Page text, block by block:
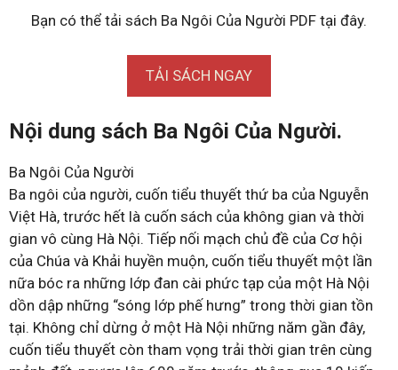
Bạn có thể tải sách Ba Ngôi Của Người PDF tại đây.
TẢI SÁCH NGAY
Nội dung sách Ba Ngôi Của Người.
Ba Ngôi Của Người
Ba ngôi của người, cuốn tiểu thuyết thứ ba của Nguyễn
Việt Hà, trước hết là cuốn sách của không gian và thời
gian vô cùng Hà Nội. Tiếp nối mạch chủ đề của Cơ hội
của Chúa và Khải huyền muộn, cuốn tiểu thuyết một lần
nữa bóc ra những lớp đan cài phức tạp của một Hà Nội
dồn dập những “sóng lớp phế hưng” trong thời gian tồn
tại. Không chỉ dừng ở một Hà Nội những năm gần đây,
cuốn tiểu thuyết còn tham vọng trải thời gian trên cùng